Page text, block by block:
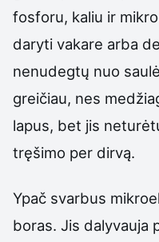
fosforu, kaliu ir
daryti vakare arba
nenudegtų nuo
greičiau, nes
lapus, bet jis
tręšimo per dirvą.
Ypač svarbus
boras. Jis dalyvauja